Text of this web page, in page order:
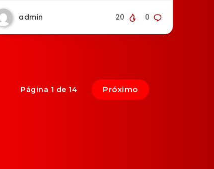
admin 0
20
Página 1 de 14 Próximo